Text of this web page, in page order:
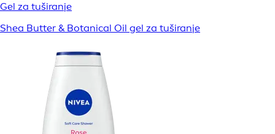
Gel za tuširanje
Shea Butter & Botanical Oil gel za tuširanje